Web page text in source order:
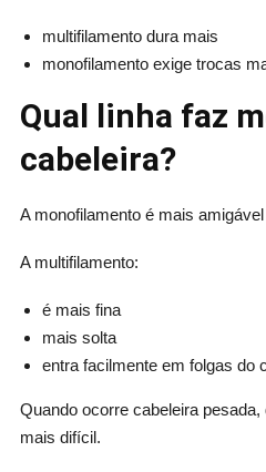
multifilamento dura mais
monofilamento exige trocas
Qual linha faz
cabeleira?
A monofilamento é mais
A multifilamento:
é mais fina
mais solta
entra facilmente em folgas do
Quando ocorre cabeleira
mais difícil.